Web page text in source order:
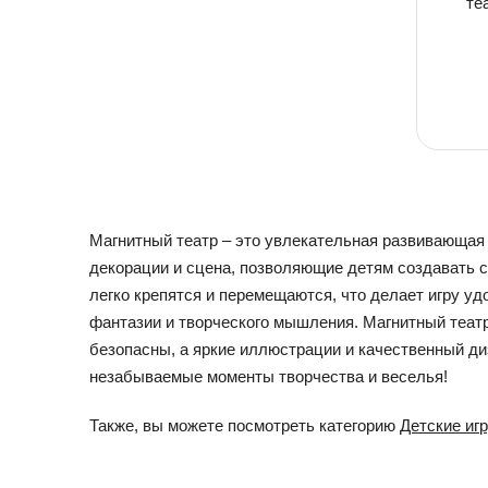
Магнитный театр – это увлекательная
декорации и сцена, позволяющие детям создавать
легко крепятся и перемещаются, что делает игру
фантазии и творческого мышления. Магнитный
безопасны, а яркие иллюстрации и качественный
незабываемые моменты творчества и веселья!
Также, вы можете посмотреть категорию Детские